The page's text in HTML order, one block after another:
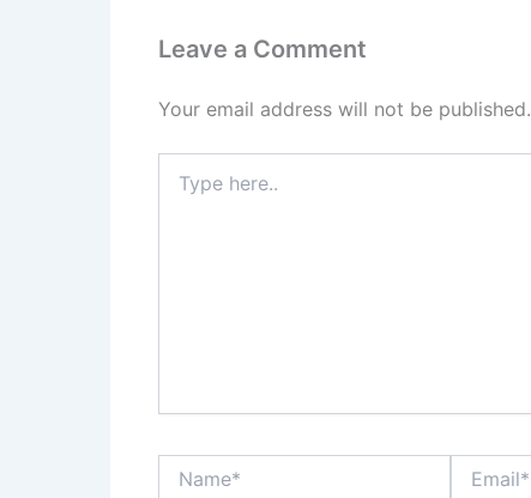
Leave a Comment
Your email address will not be published.
here..